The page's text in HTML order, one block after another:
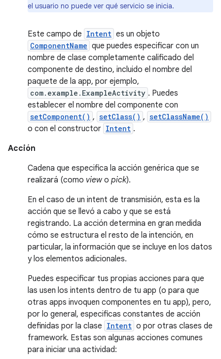
el usuario no puede ver qué servicio se inicia.
Este campo de Intent es un objeto
ComponentName que puedes especificar con un
nombre de clase completamente calificado del
componente de destino, incluido el nombre del
paquete de la app, por ejemplo,
com.example.ExampleActivity . Puedes
establecer el nombre del componente con
setComponent() , setClass() , setClassName()
o con el constructor Intent .
Acción
Cadena que especifica la acción genérica que se
realizará (como viewo pick).
En el caso de un intent de transmisión, esta es la
acción que se llevó a cabo y que se está
registrando. La acción determina en gran medida
cómo se estructura el resto de la intención, en
particular, la información que se incluye en los datos
y los elementos adicionales.
Puedes especificar tus propias acciones para que
las usen los intents dentro de tu app (o para que
otras apps invoquen componentes en tu app), pero,
por lo general, especificas constantes de acción
definidas por la clase Intent o por otras clases de
framework. Estas son algunas acciones comunes
para iniciar una actividad: